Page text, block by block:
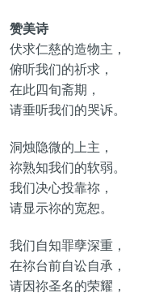
赞美诗
伏求仁慈的造物主，
俯听我们的祈求，
在此四旬斋期，
请垂听我们的哭诉。
洞烛隐微的上主，
祢熟知我们的软弱。
我们决心投靠祢，
请显示祢的宽恕。
我们自知罪孽深重，
在祢台前自讼自承，
请因祢圣名的荣耀，